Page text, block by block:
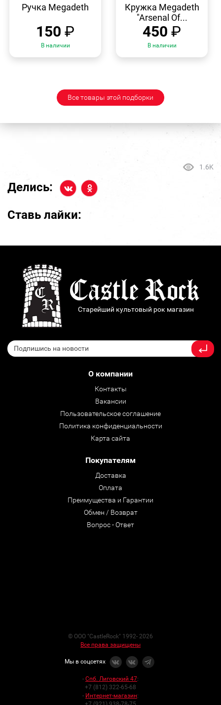
ПРОСМОТР
Ручка Megadeth
150 ₽
В наличии
ПРОСМОТР
Кружка Megadeth
"Arsenal Of...
450 ₽
В наличии
Все товары этой подборки
1.6K
Делись:
Ставь лайки:
Старейший культовый рок магазин
О компании
Контакты
Вакансии
Пользовательское соглашение
Политика конфиденциальности
Карта сайта
Покупателям
Доставка
Оплата
Преимущества и Гарантии
Обмен / Возврат
Вопрос - Ответ
© ООО "CastleRock" 1992- 2026
Все права защищены
Мы в соцсетях
- Спб. Лиговский 47:
+7 (812) 322-65-68
- Интернет-магазин: